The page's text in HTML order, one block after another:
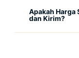
Apakah Harga
dan Kirim?